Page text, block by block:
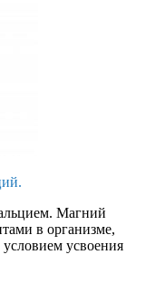
Магний
в организме,
усвоения